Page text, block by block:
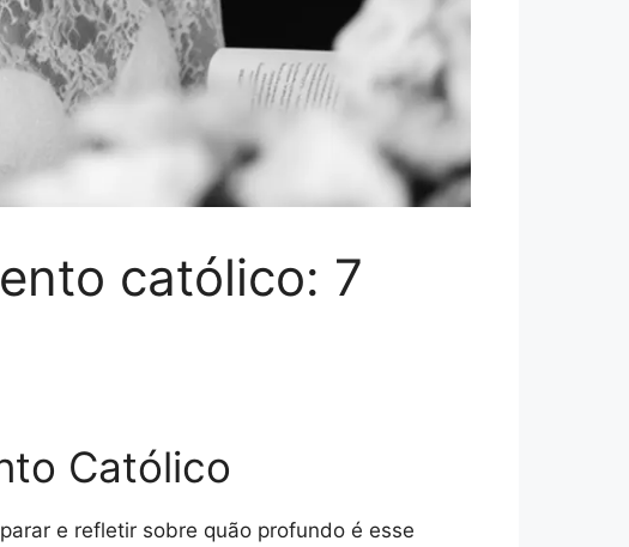
católico: 7
Católico
e refletir sobre quão profundo é esse